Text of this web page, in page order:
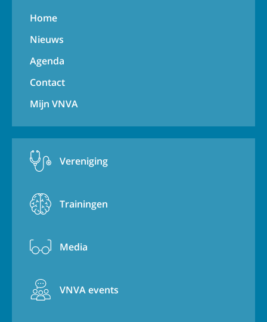
Home
Nieuws
Agenda
Contact
Mijn VNVA
Vereniging
Trainingen
Media
VNVA events